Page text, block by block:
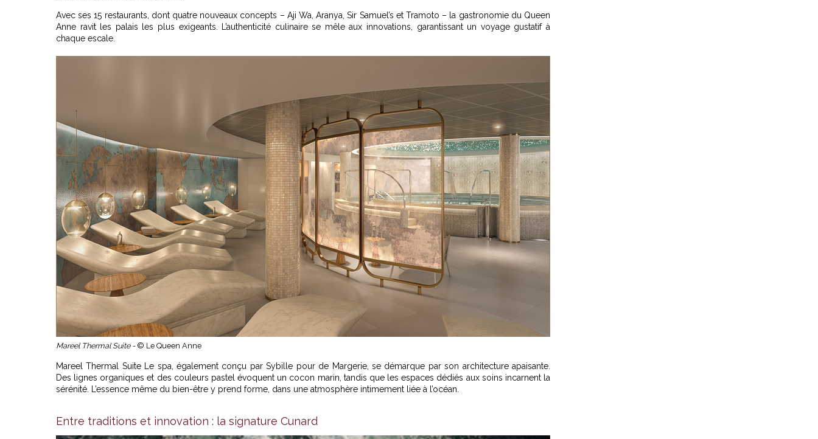
Avec ses 15 restaurants, dont quatre nouveaux concepts – Aji Wa, Aranya, Sir Samuel’s et Tramoto – la gastronomie du Queen
Anne ravit les palais les plus exigeants. L’authenticité culinaire se mêle aux innovations, garantissant un voyage gustatif à
chaque escale.
Mareel Thermal Suite - © Le Queen Anne
Mareel Thermal Suite Le spa, également conçu par Sybille pour de Margerie, se démarque par son architecture apaisante.
Des lignes organiques et des couleurs pastel évoquent un cocon marin, tandis que les espaces dédiés aux soins incarnent la
sérénité. L’essence même du bien-être y prend forme, dans une atmosphère intimement liée à l’océan.
Entre traditions et innovation : la signature Cunard